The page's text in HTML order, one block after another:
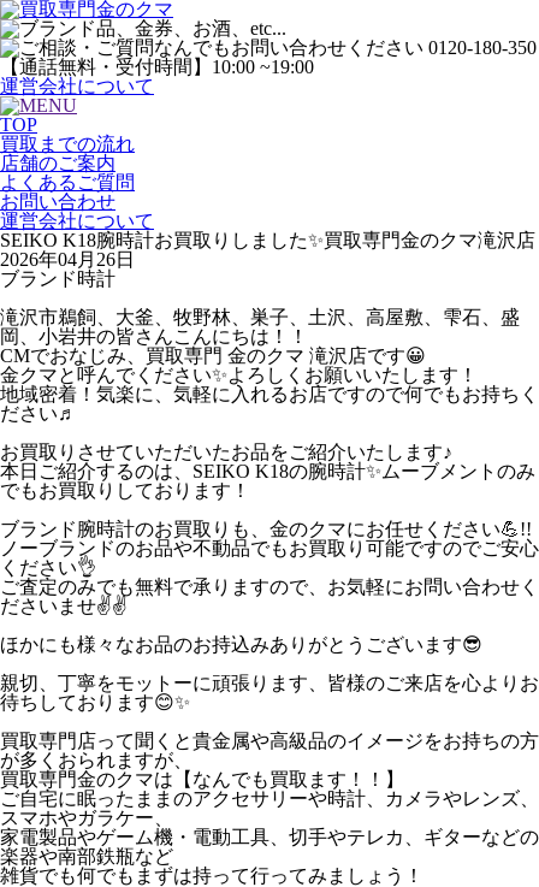
運営会社について
TOP
買取までの流れ
店舗のご案内
よくあるご質問
お問い合わせ
運営会社について
SEIKO K18腕時計お買取りしました✨買取専門金のクマ滝沢店
2026年04月26日
ブランド時計
滝沢市鵜飼、大釜、牧野林、巣子、土沢、高屋敷、雫石、盛
岡、小岩井の皆さんこんにちは！！
CMでおなじみ、買取専門 金のクマ 滝沢店です😀
金クマと呼んでください✨よろしくお願いいたします！
地域密着！気楽に、気軽に入れるお店ですので何でもお持ちく
ださい♬
お買取りさせていただいたお品をご紹介いたします♪
本日ご紹介するのは、SEIKO K18の腕時計✨ムーブメントのみ
でもお買取りしております！
ブランド腕時計のお買取りも、金のクマにお任せください💪!!
ノーブランドのお品や不動品でもお買取り可能ですのでご安心
ください👌
ご査定のみでも無料で承りますので、お気軽にお問い合わせく
ださいませ✌✌
ほかにも様々なお品のお持込みありがとうございます😎
親切、丁寧をモットーに頑張ります、皆様のご来店を心よりお
待ちしております😊✨
買取専門店って聞くと貴金属や高級品のイメージをお持ちの方
が多くおられますが、
買取専門金のクマは【なんでも買取ます！！】
ご自宅に眠ったままのアクセサリーや時計、カメラやレンズ、
スマホやガラケー、
家電製品やゲーム機・電動工具、切手やテレカ、ギターなどの
楽器や南部鉄瓶など
雑貨でも何でもまずは持って行ってみましょう！